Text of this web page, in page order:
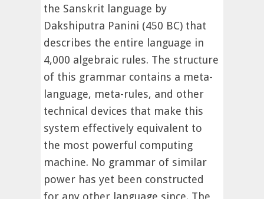
the Sanskrit language by
Dakshiputra Panini (450 BC) that
describes the entire language in
4,000 algebraic rules. The structure
of this grammar contains a meta-
language, meta-rules, and other
technical devices that make this
system effectively equivalent to
the most powerful computing
machine. No grammar of similar
power has yet been constructed